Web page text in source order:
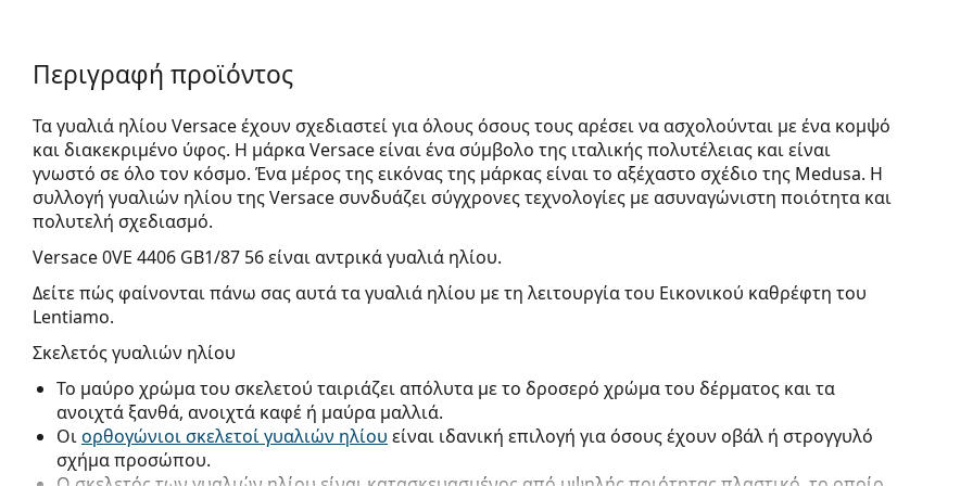
Περιγραφή προϊόντος
Τα γυαλιά ηλίου Versace έχουν σχεδιαστεί για όλους όσους τους αρέσει να ασχολούνται με ένα κομψό
και διακεκριμένο ύφος. Η μάρκα Versace είναι ένα σύμβολο της ιταλικής πολυτέλειας και είναι
γνωστό σε όλο τον κόσμο. Ένα μέρος της εικόνας της μάρκας είναι το αξέχαστο σχέδιο της Medusa. Η
συλλογή γυαλιών ηλίου της Versace συνδυάζει σύγχρονες τεχνολογίες με ασυναγώνιστη ποιότητα και
πολυτελή σχεδιασμό.
Versace 0VE 4406 GB1/87 56είναι αντρικά γυαλιά ηλίου.
Δείτε πώς φαίνονται πάνω σας αυτά τα γυαλιά ηλίου με τη λειτουργία του Εικονικού καθρέφτη του
Lentiamo.
Σκελετός γυαλιών ηλίου
Το μαύρο χρώμα του σκελετού ταιριάζει απόλυτα με το δροσερό χρώμα του δέρματος και τα
ανοιχτά ξανθά, ανοιχτά καφέ ή μαύρα μαλλιά.
Οιορθογώνιοι σκελετοί γυαλιών ηλίου είναι ιδανική επιλογή για όσους έχουν οβάλ ή στρογγυλό
σχήμα προσώπου.